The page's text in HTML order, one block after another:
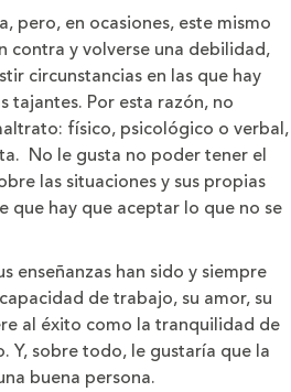
pero, en ocasiones, este mismo
contra y volverse una debilidad,
circunstancias en las que hay
tajantes. Por esta razón, no
físico, psicológico o verbal,
No le gusta no poder tener el
las situaciones y sus propias
que hay que aceptar lo que no se
enseñanzas han sido y siempre
de trabajo, su amor, su
al éxito como la tranquilidad de
Y, sobre todo, le gustaría que la
buena persona.